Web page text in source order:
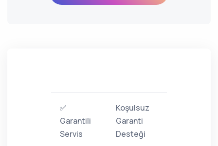
✅
Garantili
Servis
Koşulsuz
Garanti
Desteği